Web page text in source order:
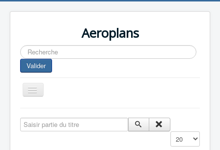
Aeroplans
Rechercher
Valider
Toggle
Navigation
Aviation Commerciale
Saisir partie du titre
Affichage #